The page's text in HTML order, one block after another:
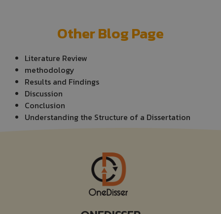
Other Blog Page
Literature Review
methodology
Results and Findings
Discussion
Conclusion
Understanding the Structure of a Dissertation